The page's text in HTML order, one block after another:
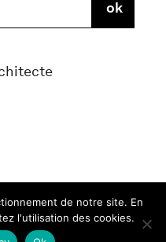
de notre site. En
l'utilisation des cookies.